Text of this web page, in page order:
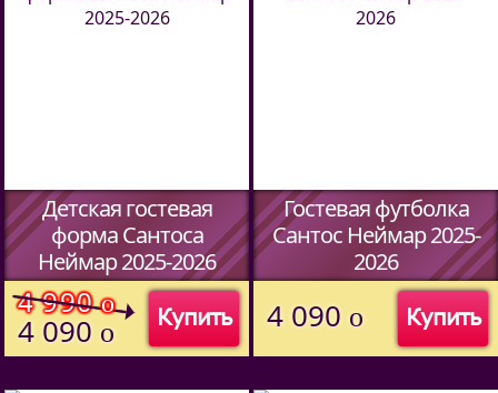
Детская гостевая
форма Сантоса
Неймар 2025-2026
(Код:45067014
Купить
4 990o
4 090 o
Гостевая футболка
Сантос Неймар 2025-
2026
Купить
4 090 o